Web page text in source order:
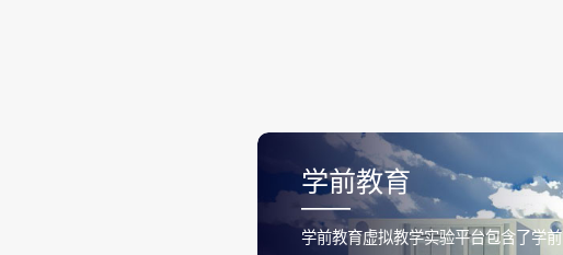
学前教育
——
学前教育虚拟教学实验平台包含了学前